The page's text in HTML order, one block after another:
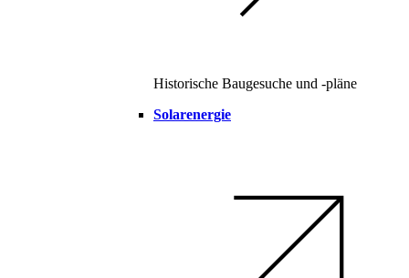
Historische Baugesuche und -pläne
Solarenergie